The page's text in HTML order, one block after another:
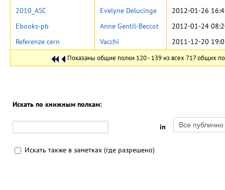
Показаны общие полки 120 - 139 из всех 717 общих
2010_ASC
Evelyne Delucinge
2012-01-26
Ebooks-pb
Anne Gentil-Beccot
2012-01-24
Referenze cern
Vacchi 2011-12-20
Искать по книжным полкам:
in
Искать также в заметках (где разрешено)